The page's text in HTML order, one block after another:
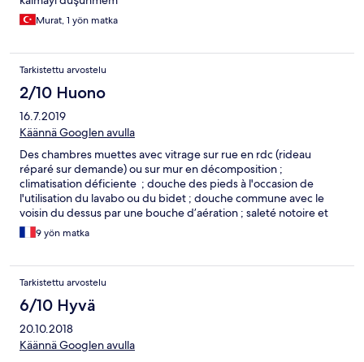
Murat, 1 yön matka
Tarkistettu arvostelu
2/10 Huono
16.7.2019
Käännä Googlen avulla
Des chambres muettes avec vitrage sur rue en rdc (rideau
réparé sur demande) ou sur mur en décomposition ;
climatisation déficiente ; douche des pieds à l'occasion de
l'utilisation du lavabo ou du bidet ; douche commune avec le
voisin du dessus par une bouche d’aération ; saleté notoire et
aucun ménage ; mais service de nuit pour des chambres à
l'occasion d'une certaine commercialisation ; bruit la nuit par les
déjeuner frugal servi par un personnel peu sympathique
9 yön matka
Tarkistettu arvostelu
6/10 Hyvä
20.10.2018
Käännä Googlen avulla